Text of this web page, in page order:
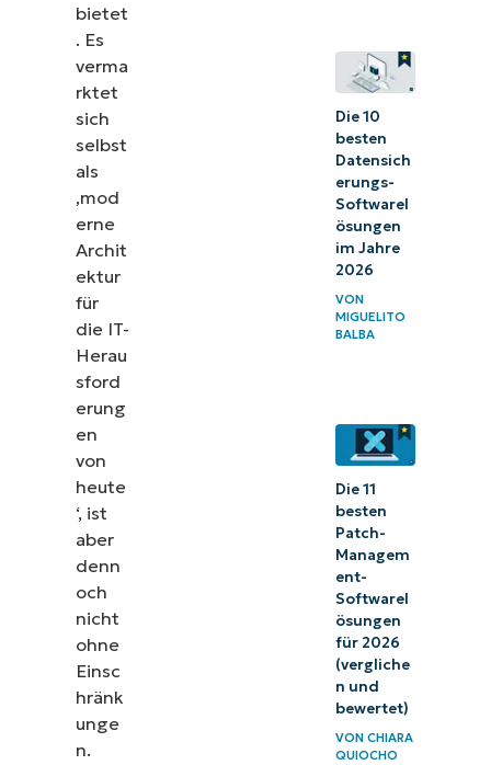
bietet
. Es
verma
rktet
sich
selbst
als
‚mod
erne
Archit
ektur
für
die IT-
Herau
sford
erung
en
von
heute
‘, ist
aber
denn
och
nicht
ohne
Einsc
hränk
unge
n.
Die 10
besten
Datensich
erungs-
Softwarel
ösungen
im Jahre
2026
VON
MIGUELITO
BALBA
Die 11
besten
Patch-
Managem
ent-
Softwarel
ösungen
für 2026
(vergliche
n und
bewertet)
VON CHIARA
QUIOCHO